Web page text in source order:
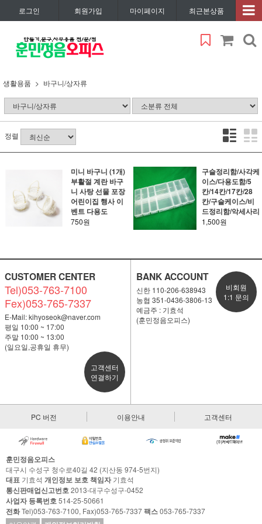
로그인 회원가입 마이페이지 최근본상품
생활용품 바구니/상자류
정렬
미니 바구니 (1개)
부활절 계란 바구
니 사탕 선물 포장
어린이집 행사 이
벤트 다용도
750원
구슬정리함/사각케
이스/다용도함/5
칸/14칸/17칸/28
칸/구슬케이스/비
드정리함/악세사리
1,500원
CUSTOMER CENTER
Tel)053-763-7100
Fex)053-765-7337
E-Mail:kihyoseok@naver.com
평일 10:00 ~ 17:00
주말 10:00 ~ 13:00
(일요일,공휴일 휴무)
고객센터
연결하기
BANK ACCOUNT
신한 110-206-638943
농협 351-0436-3806-13
예금주 : 기효석
(훈민정음오피스)
비회원
1:1 문의
PC 버전 이용안내 고객센터
훈민정음오피스
대구시 수성구 청수로40길 42 (지산동 974-5번지)
대표 기효석 개인정보 보호 책임자기효석
통신판매업신고번호2013-대구수성구-0452
사업자 등록번호514-25-50661
전화Tel)053-763-7100, Fax)053-765-7337팩스053-765-7337